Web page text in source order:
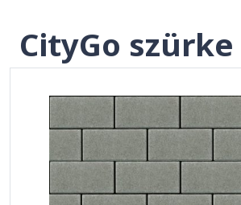
CityGo szürke